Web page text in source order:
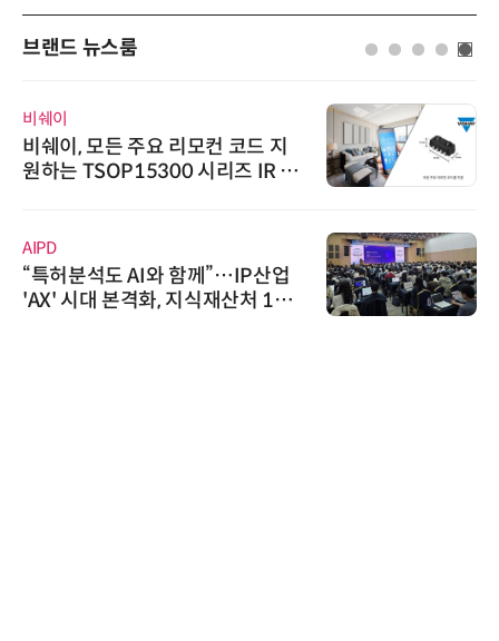
브랜드 뉴스룸
비쉐이
비쉐이, 모든 주요 리모컨 코드 지
원하는 TSOP15300 시리즈 IR 수
AIPD
“특허분석도 AI와 함께”…IP산업
'AX' 시대 본격화, 지식재산처 1호